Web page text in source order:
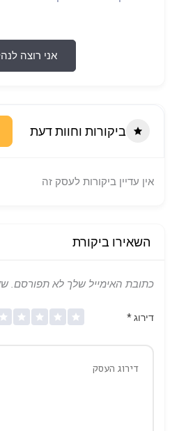
אני רוצה
ביקורות וחוות דעת
אין עדיין ביקורות לעסק זה
השאירו ביקורת
כתובת האימייל שלך לא תפורסם.
דירוג*